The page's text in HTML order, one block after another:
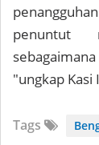
penuntut
"ungkap
Tags